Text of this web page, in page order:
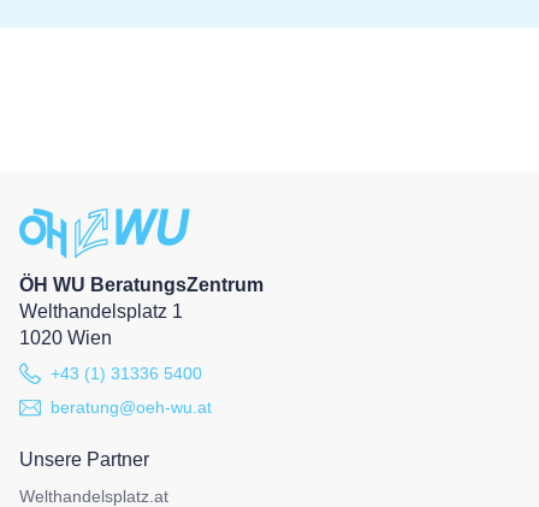
ÖH WU BeratungsZentrum
Welthandelsplatz 1
1020 Wien
+43 (1) 31336 5400
beratung@oeh-wu.at
Unsere Partner
Welthandelsplatz.at